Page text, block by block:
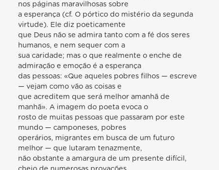
nos páginas maravilhosas sobre
a esperança (cf. O pórtico do mistério da segunda
virtude). Ele diz poeticamente
que Deus não se admira tanto com a fé dos seres
humanos, e nem sequer com a
sua caridade; mas o que realmente o enche de
admiração e emoção é a esperança
das pessoas: «Que aqueles pobres filhos — escreve
— vejam como vão as coisas e
que acreditem que será melhor amanhã de
manhã». A imagem do poeta evoca o
rosto de muitas pessoas que passaram por este
mundo — camponeses, pobres
operários, migrantes em busca de um futuro
melhor — que lutaram tenazmente,
não obstante a amargura de um presente difícil,